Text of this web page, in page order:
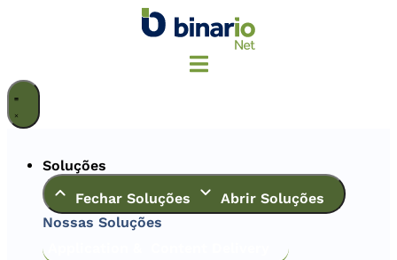
Soluções
Fechar Soluções
Abrir Soluções
Nossas Soluções